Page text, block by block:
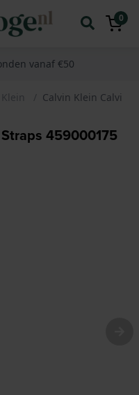
0
vanaf €50
Calvin Klein Calvin
459000175